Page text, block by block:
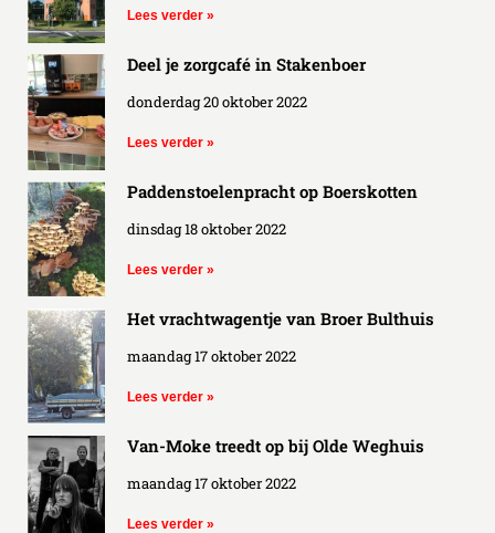
Lees verder »
Deel je zorgcafé in Stakenboer
donderdag 20 oktober 2022
Lees verder »
Paddenstoelenpracht op Boerskotten
dinsdag 18 oktober 2022
Lees verder »
Het vrachtwagentje van Broer Bulthuis
maandag 17 oktober 2022
Lees verder »
Van-Moke treedt op bij Olde Weghuis
maandag 17 oktober 2022
Lees verder »